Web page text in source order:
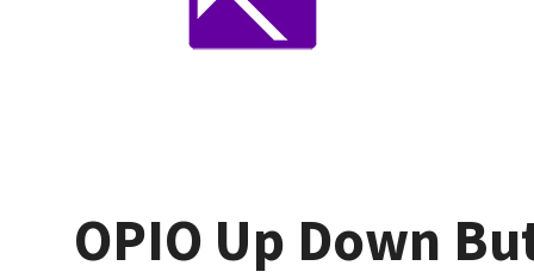
OPIO Up Down